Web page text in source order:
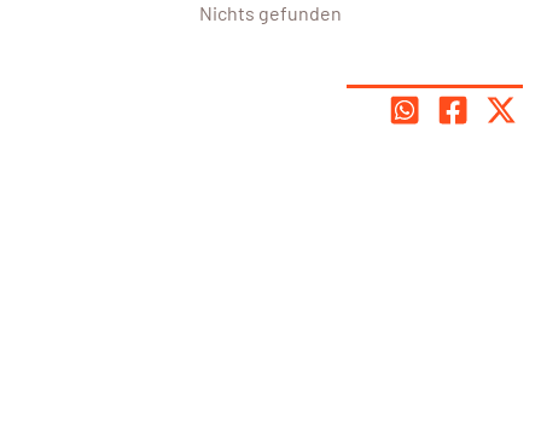
Nichts gefunden